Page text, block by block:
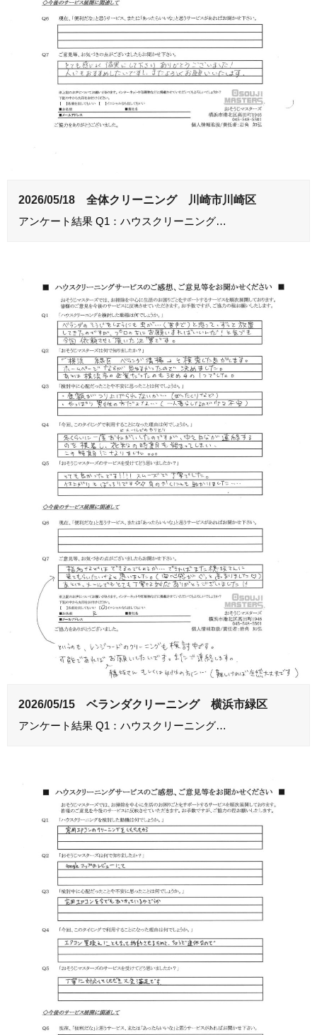
2026/05/18 全体クリーニング 川崎市川崎区
アンケート結果 Q1：ハウスクリーニング…
2026/05/15 ベランダクリーニング 横浜市緑区
アンケート結果 Q1：ハウスクリーニング…